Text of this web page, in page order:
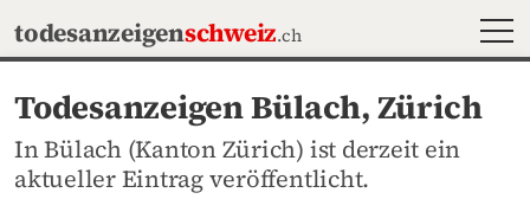
todesanzeigenschweiz.ch
Todesanzeigen Bülach, Zürich
In Bülach (Kanton Zürich) ist derzeit ein
aktueller Eintrag veröffentlicht.